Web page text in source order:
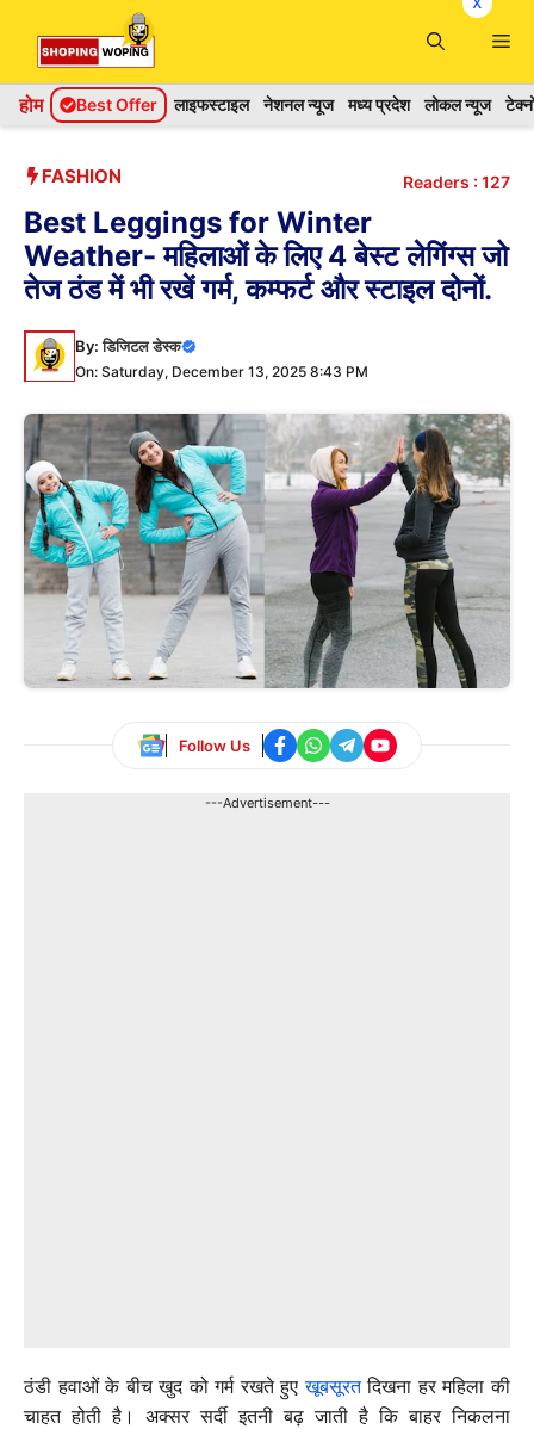
content
होम Best Offer लाइफस्टाइल नेशनल न्यूज मध्य प्रदेश लोकल न्यूज
FASHION Readers : 127
Best Leggings for Winter
Weather- महिलाओं के लिए 4 बेस्ट लेगिंग्स जो
तेज ठंड में भी रखें गर्म, कम्फर्ट और स्टाइल दोनों.
By:डिजिटल डेस्क
On: Saturday, December 13, 2025 8:43 PM
Follow Us
---Advertisement---
ठंडी हवाओं के बीच खुद को गर्म रखते हुएखूबसूरतदिखना हर महिला की
चाहत होती है। अक्सर सर्दी इतनी बढ़ जाती है कि बाहर निकलना